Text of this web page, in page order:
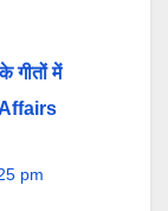
गीतों में
pm